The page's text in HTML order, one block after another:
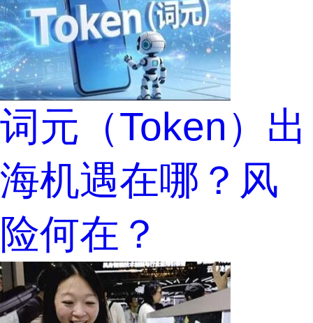
词元（Token）出
海机遇在哪？风
险何在？